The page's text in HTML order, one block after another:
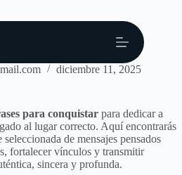
diciembre 11, 2025
para conquistar para dedicar a
al lugar correcto. Aquí encontrarás
de mensajes pensados
fortalecer vínculos y transmitir
sincera y profunda.